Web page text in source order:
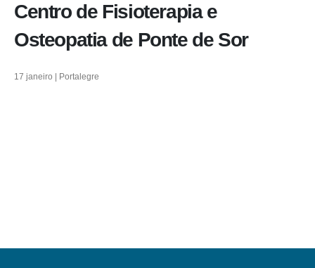
Centro de Fisioterapia e
Osteopatia de Ponte de Sor
17 janeiro | Portalegre